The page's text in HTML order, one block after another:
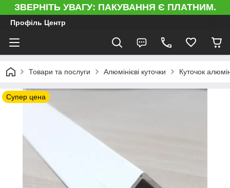
ЗВЕРНІТЬ УВАГУ: ПАКУВАННЯ Є ПЛАТНИМ.
Профіль Центр
Товари та послуги Алюмінієві куточки Куточок
Супер цена